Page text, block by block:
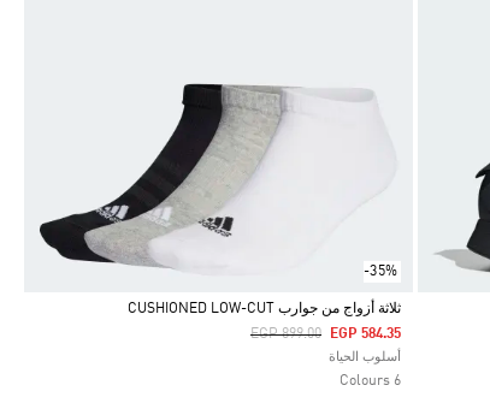
-35%
Selected
ثلاثة أزواج من جوارب CUSHIONED LOW-CUT
Price Reduced From
EGP 899.00ToEGP 584.35
أسلوب الحياة
6 Colours